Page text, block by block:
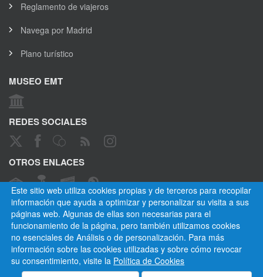
Este sitio web utiliza cookies propias y de terceros para recopilar
información que ayuda a optimizar y personalizar su visita a sus
páginas web. Algunas de ellas son necesarias para el
funcionamiento de la página, pero también utilizamos cookies
no esenciales de Análisis o de personalización. Para más
información sobre las cookies utilizadas y sobre cómo revocar
su consentimiento, visite la Política de Cookies
Reglamento de viajeros
Navega por Madrid
Plano turístico
MUSEO EMT
REDES SOCIALES
OTROS ENLACES
CANAL ÉTICO
Empresa Municipal de Transportes de Madrid, S. A.